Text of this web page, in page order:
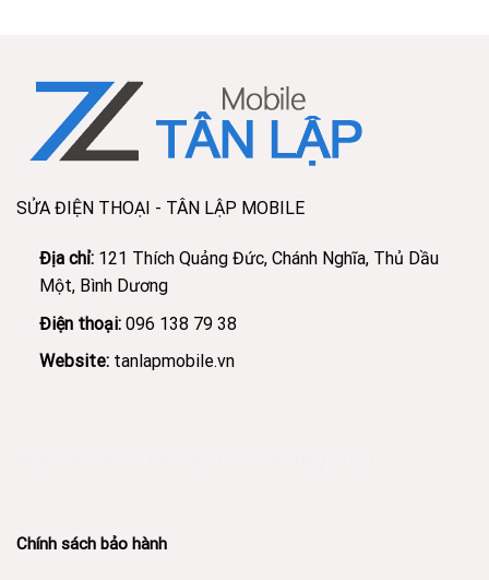
SỬA ĐIỆN THOẠI - TÂN LẬP MOBILE
Địa chỉ: 121 Thích Quảng Đức, Chánh Nghĩa, Thủ Dầu
Một, Bình Dương
Điện thoại: 096 138 79 38
Website: tanlapmobile.vn
Chính sách bảo hành